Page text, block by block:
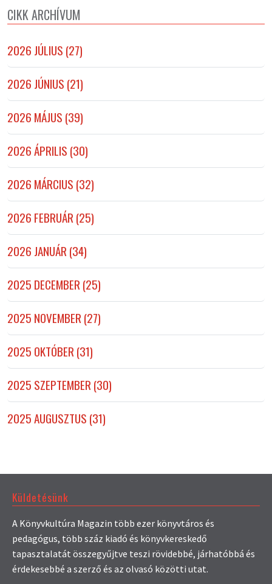
CIKK ARCHÍVUM
2026 JÚLIUS (27)
2026 JÚNIUS (21)
2026 MÁJUS (39)
2026 ÁPRILIS (30)
2026 MÁRCIUS (32)
2026 FEBRUÁR (25)
2026 JANUÁR (34)
2025 DECEMBER (25)
2025 NOVEMBER (27)
2025 OKTÓBER (31)
2025 SZEPTEMBER (30)
2025 AUGUSZTUS (31)
Küldetésünk
A Könyvkultúra Magazin több ezer könyvtáros és
pedagógus, több száz kiadó és könyvkereskedő
tapasztalatát összegyűjtve teszi rövidebbé, járhatóbbá és
érdekesebbé a szerző és az olvasó közötti utat.